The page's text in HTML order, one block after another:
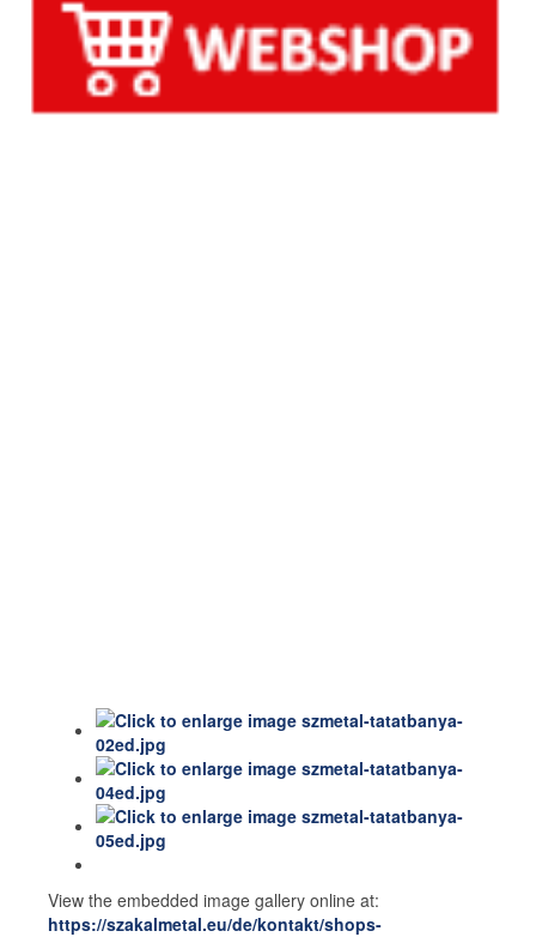
View the embedded image gallery online at:
https://szakalmetal.eu/de/kontakt/shops-